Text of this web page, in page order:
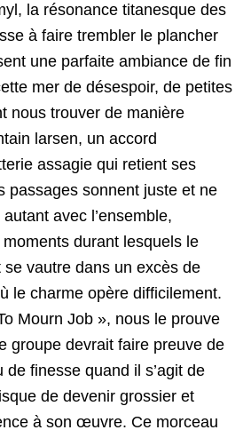
la résonance titanesque des
à faire trembler le plancher
une parfaite ambiance de fin
mer de désespoir, de petites
nous trouver de manière
larsen, un accord
assagie qui retient ses
sonnent juste et ne
avec l’ensemble,
durant lesquels le
se vautre dans un excès de
le charme opère difficilement.
Mourn Job », nous le prouve
groupe devrait faire preuve de
de finesse quand il s’agit de
de devenir grossier et
à son œuvre. Ce morceau